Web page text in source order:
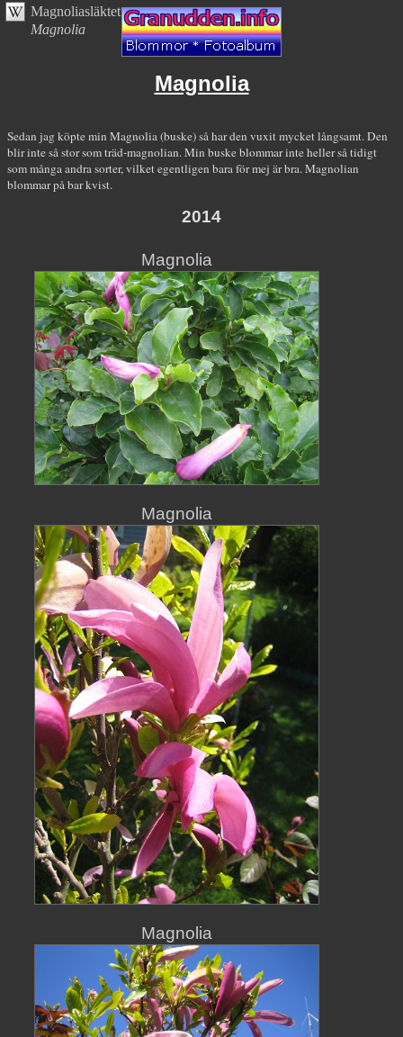
Magnolia
Magnoliasläktet
Magnolia
Sedan jag köpte min Magnolia (buske) så har den vuxit mycket långsamt. Den
blir inte så stor som träd-magnolian. Min buske blommar inte heller så tidigt
som många andra sorter, vilket egentligen bara för mej är bra. Magnolian
blommar på bar kvist.
2014
Magnolia
Magnolia
Magnolia